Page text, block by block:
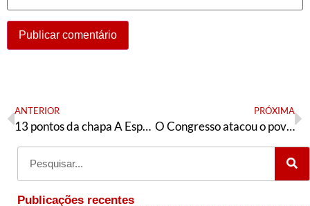
ANTERIOR
13 pontos da chapa A Esperança é Vermelha para o PT de Feira de Santana
PRÓXIMA
O Congresso atacou o povo. Qual deve ser nossa resposta?
Publicações recentes